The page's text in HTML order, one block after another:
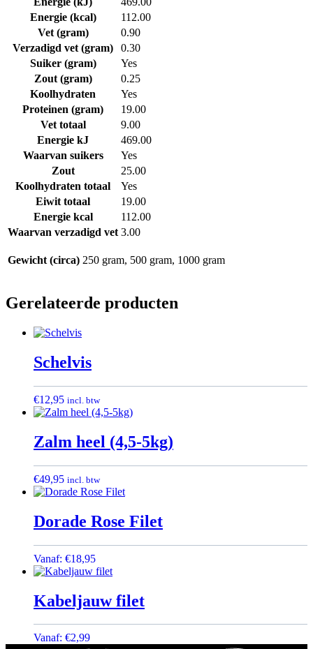
Energie (kcal)
112.00
Vet (gram)
0.90
Verzadigd vet (gram)
0.30
Suiker (gram)
Yes
Zout (gram)
0.25
Koolhydraten
Yes
Proteinen (gram)
19.00
Vet totaal
9.00
Energie kJ
469.00
Waarvan suikers
Yes
Zout
25.00
Koolhydraten totaal
Yes
Eiwit totaal
19.00
Energie kcal
112.00
Waarvan verzadigd vet 3.00
Gewicht (circa) 250 gram, 500 gram, 1000 gram
Gerelateerde producten
Schelvis
€12,95 incl. btw
Zalm heel (4,5-5kg)
€49,95 incl. btw
Dorade Rose Filet
Vanaf: €18,95
Kabeljauw filet
Vanaf: €2,99